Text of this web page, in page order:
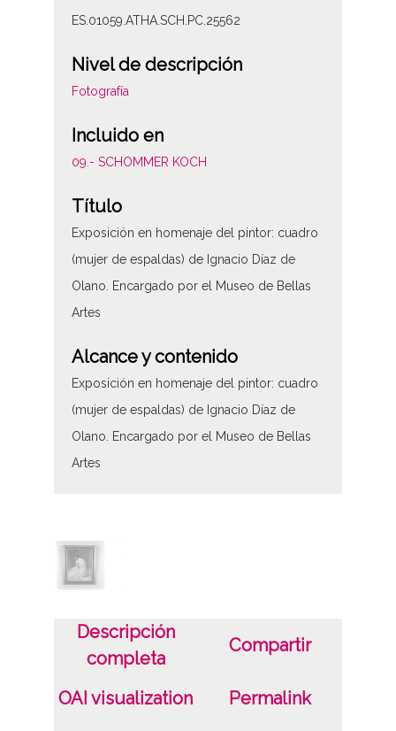
ES.01059.ATHA.SCH.PC.25562
Nivel de descripción
Fotografía
Incluido en
09.- SCHOMMER KOCH
Título
Exposición en homenaje del pintor: cuadro
(mujer de espaldas) de Ignacio Díaz de
Olano. Encargado por el Museo de Bellas
Artes
Alcance y contenido
Exposición en homenaje del pintor: cuadro
(mujer de espaldas) de Ignacio Díaz de
Olano. Encargado por el Museo de Bellas
Artes
Características del soporte
19630312
Descripción
completa
Compartir
OAI visualization Permalink